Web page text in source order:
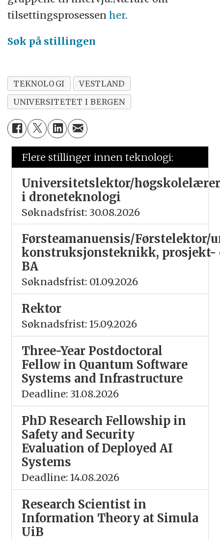
tilsettingsprosessenher.
Søk på stillingen
TEKNOLOGI
VESTLAND
UNIVERSITETET I BERGEN
Flere stillinger innen teknologi:
Universitetslektor/høgskolelærer
i droneteknologi
Søknadsfrist: 30.08.2026
Førsteamanuensis/Førstelektor/
konstruksjonsteknikk, prosjekt-
BA
Søknadsfrist: 01.09.2026
Rektor
Søknadsfrist: 15.09.2026
Three-Year Postdoctoral
Fellow in Quantum Software
Systems and Infrastructure
Deadline: 31.08.2026
PhD Research Fellowship in
Safety and Security
Evaluation of Deployed AI
Systems
Deadline: 14.08.2026
Research Scientist in
Information Theory at Simula
UiB